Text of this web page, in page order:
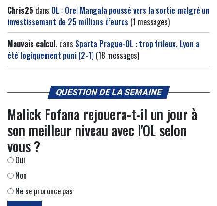
Chris25 dans OL : Orel Mangala poussé vers la sortie malgré un
investissement de 25 millions d’euros (1 messages)
Mauvais calcul. dans Sparta Prague-OL : trop frileux, Lyon a
été logiquement puni (2-1) (18 messages)
QUESTION DE LA SEMAINE
Malick Fofana rejouera-t-il un jour à
son meilleur niveau avec l'OL selon
vous ?
Oui
Non
Ne se prononce pas